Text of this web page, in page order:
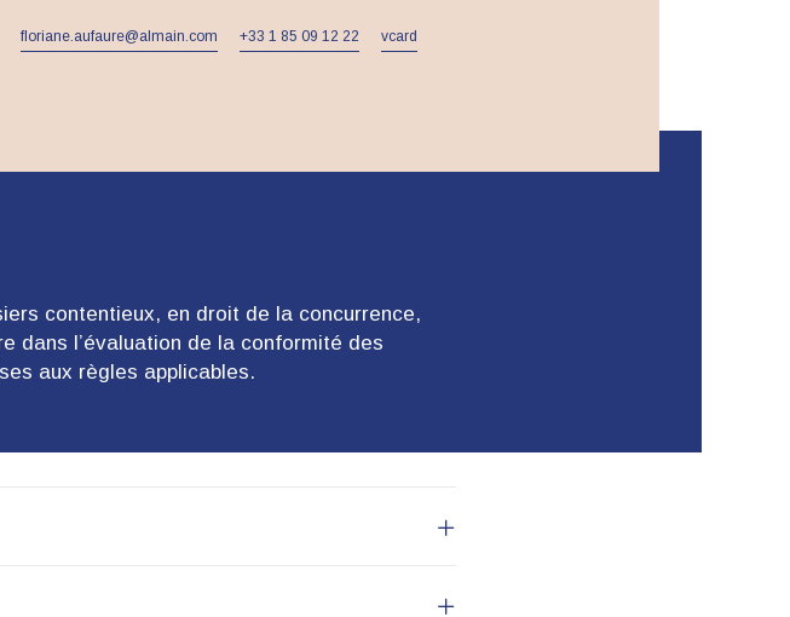
floriane.aufaure@almain.com +33 1 85 09 12 22 vcard
contentieux, en droit de la concurrence,
dans l’évaluation de la conformité des
aux règles applicables.